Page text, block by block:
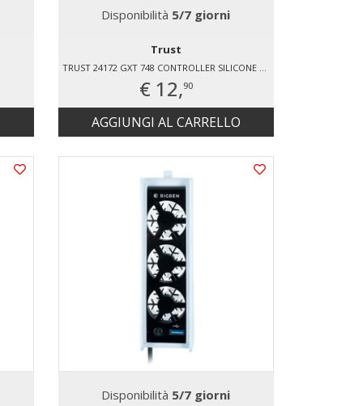
Disponibilità 5/7 giorni
Trust
TRUST 24172 GXT 748 CONTROLLER SILICONE SLEEVE PS5 - BLACK CAMO
€ 12,90
AGGIUNGI AL CARRELLO
Disponibilità 5/7 giorni